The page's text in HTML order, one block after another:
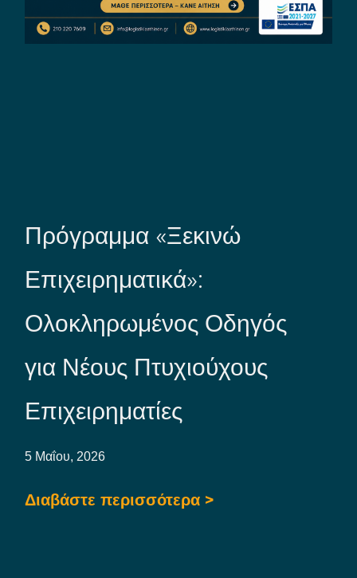
Πρόγραμμα «Ξεκινώ
Επιχειρηματικά»:
Ολοκληρωμένος Οδηγός
για Νέους Πτυχιούχους
Επιχειρηματίες
5 Μαΐου, 2026
Διαβάστε περισσότερα >